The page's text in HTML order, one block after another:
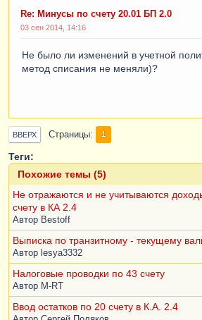
Re: Минусы по счету 20.01 БП 2.0
03 сен 2014, 14:16
Не было ли изменений в учетной
метод списания не меняли)?
ВВЕРХ Страницы 1
Теги:
Похожие темы (5)
Не отражаются и не учитываются
счету в КА 2.4
Автор Bestoff
Выписка по транзитному - текущему
Автор lesya3332
Налоговые проводки по 43 счету
Автор M-RT
Ввод остатков по 20 счету в К.А. 2.4